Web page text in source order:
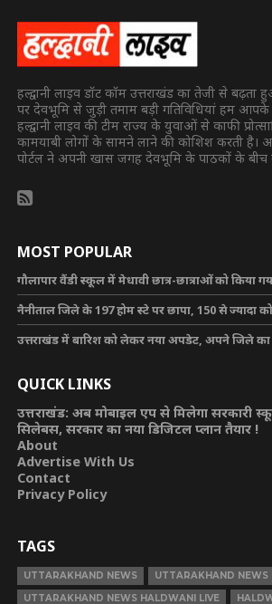
हल्द्वानी लाइव डॉट कॉम उत्तराखंड का तेजी से बढ़ता
पर देवभूमि से जुड़ी तमाम बड़ी गतिविधियां हम आपके
हल्द्वानी लाइव की टीम राज्य के युवाओं से काफी
कामयाबी लोगों के सामने लाने की कोशिश करती है।
पोर्टल ने अपनी खास जगह देवभूमि के पाठकों के बीच
MOST POPULAR
गौलापार वैंडी स्कूल में मेधावी छात्र-छात्राओं को किया
नैनीताल जिले के 197 होम स्टे पर छापा, 150 से ज्यादा
उत्तराखंड में बारिश को लेकर नया अपडेट, अपने जिले का
QUICK LINKS
उत्तराखंड: अब मोबाइल एप से मिलेगा सरकारी
सिलेबस, सरकार का नया डिजिटल प्लान तैयार !
About
Advertise With Us
Contact
Privacy Policy
TAGS
UTTARAKHAND NEWS
UTTARAKHAND NEWS
UTTARAKHAND NEWS HALDWANI LIVE